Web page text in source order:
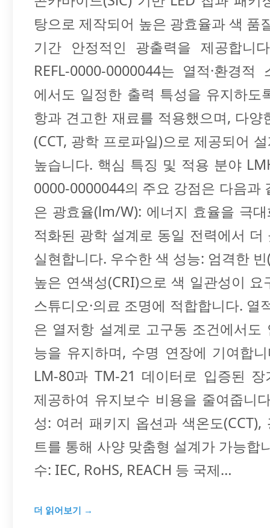
탕으로 제작되어 높은 광효율과 색 품
기간 안정적인 광출력을 제공합니
REFL-0000-0000044는 열적·환경적
에서도 일정한 출력 특성을 유지하도
항과 견고한 재료를 적용했으며, 다양
(CCT, 광학 프로파일)으로 제공되어
높습니다. 핵심 특징 및 적용 분야
0000-0000044의 주요 강점은 다음과
은 광효율(lm/W): 에너지 효율을 극
적화된 광학 설계로 동일 전력에서 더
실현합니다. 우수한 색 성능: 엄격한
높은 연색성(CRI)으로 색 일관성이 요
스튜디오·의료 조명에 적합합니다. 열
은 열저항 설계로 고구동 조건에서도
능을 유지하며, 수명 연장에 기여합
LM-80과 TM-21 데이터로 입증된 장
제공하여 유지보수 비용을 줄여줍니
성: 여러 패키지 옵션과 색온도(CCT),
트를 통해 사양 맞춤형 설계가 가능합
수: IEC, RoHS, REACH 등 국제…
더 읽어보기 →